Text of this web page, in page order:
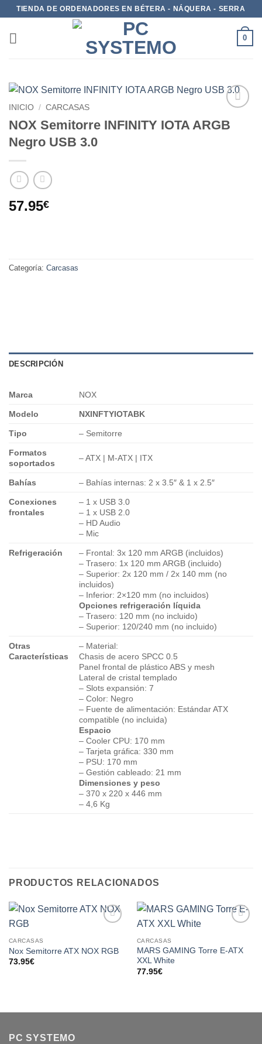
TIENDA DE ORDENADORES EN BÉTERA - NÁQUERA - SERRA
0
Add to
wishlist
INICIO / CARCASAS
NOX Semitorre INFINITY IOTA ARGB
Negro USB 3.0
57.95€
Categoría: Carcasas
DESCRIPCIÓN
Marca NOX
Modelo NXINFTYIOTABK
Tipo – Semitorre
Formatos
soportados
– ATX | M-ATX | ITX
Bahías – Bahías internas: 2 x 3.5″ & 1 x 2.5″
Conexiones
frontales
– 1 x USB 3.0
– 1 x USB 2.0
– HD Audio
– Mic
Refrigeración
– Frontal: 3x 120 mm ARGB (incluidos)
– Trasero: 1x 120 mm ARGB (incluido)
– Superior: 2x 120 mm / 2x 140 mm (no
incluidos)
– Inferior: 2×120 mm (no incluidos)
Opciones refrigeración líquida
– Trasero: 120 mm (no incluido)
– Superior: 120/240 mm (no incluido)
Otras
Características
– Material:
Chasis de acero SPCC 0.5
Panel frontal de plástico ABS y mesh
Lateral de cristal templado
– Slots expansión: 7
– Color: Negro
– Fuente de alimentación: Estándar ATX
compatible (no incluida)
Espacio
– Cooler CPU: 170 mm
– Tarjeta gráfica: 330 mm
– PSU: 170 mm
– Gestión cableado: 21 mm
Dimensiones y peso
– 370 x 220 x 446 mm
– 4,6 Kg
PRODUCTOS RELACIONADOS
CARCASAS
Nox Semitorre ATX NOX RGB
73.95€
CARCASAS
MARS GAMING Torre E-ATX
XXL White
77.95€
PC SYSTEMO